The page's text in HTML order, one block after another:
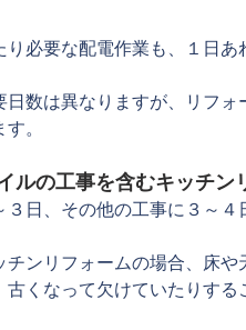
必要な配電作業も、１日あ
数は異なりますが、リフ
。
ルの工事を含むキッチン
日、その他の工事に３～４
ンリフォームの場合、床
古くなって欠けていたりす